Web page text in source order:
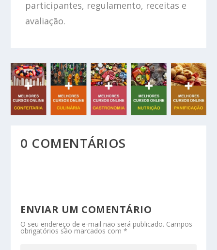
participantes, regulamento, receitas e
avaliação.
0 COMENTÁRIOS
ENVIAR UM COMENTÁRIO
O seu endereço de e-mail não será publicado. Campos
obrigatórios são marcados com*